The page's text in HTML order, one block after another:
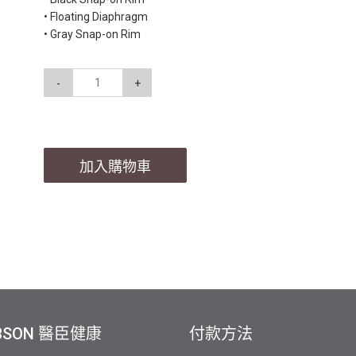
• Floating Diaphragm
• Gray Snap-on Rim
- +
加入購物車
醫臣健康 付款方法